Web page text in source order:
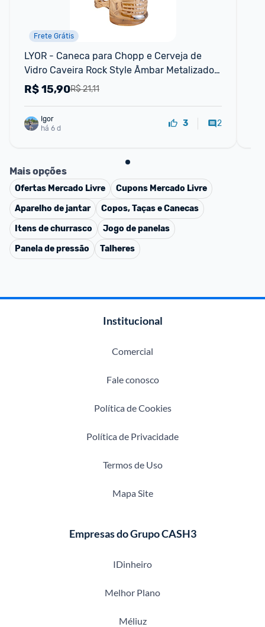
Frete Grátis
LYOR - Caneca para Chopp e Cerveja de
Vidro Caveira Rock Style Âmbar Metalizado
510ml
R$ 21,11
R$15,90
Igor
há 6 d
3 2
Mais opções
Ofertas Mercado Livre Cupons Mercado Livre
Aparelho de jantar
Copos, Taças e Canecas
Itens de churrasco
Jogo de panelas
Panela de pressão
Talheres
Institucional
Comercial
Fale conosco
Política de Cookies
Política de Privacidade
Termos de Uso
Mapa Site
Empresas do Grupo CASH3
IDinheiro
Melhor Plano
Méliuz